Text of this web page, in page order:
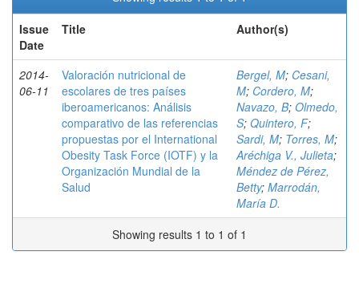
Issue
Date
Title Author(s)
2014-
06-11
Valoración nutricional de
escolares de tres países
iberoamericanos: Análisis
comparativo de las referencias
propuestas por el International
Obesity Task Force (IOTF) y la
Organización Mundial de la
Salud
Bergel, M; Cesani,
M; Cordero, M;
Navazo, B; Olmedo,
S; Quintero, F;
Sardi, M; Torres, M;
Aréchiga V., Julieta;
Méndez de Pérez,
Betty; Marrodán,
María D.
Showing results 1 to 1 of 1